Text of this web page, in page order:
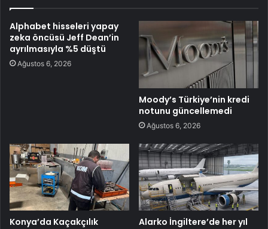
Alphabet hisseleri yapay
zeka öncüsü Jeff Dean’in
ayrılmasıyla %5 düştü
Ağustos 6, 2026
Moody’s Türkiye’nin kredi
notunu güncellemedi
Ağustos 6, 2026
Konya’da Kaçakçılık
Alarko İngiltere’de her yıl